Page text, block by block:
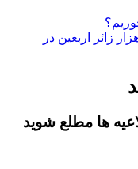
خدمات اورژانسی به بیش از ۶۸ هزار زائر اربعین در
ها مطلع شوید